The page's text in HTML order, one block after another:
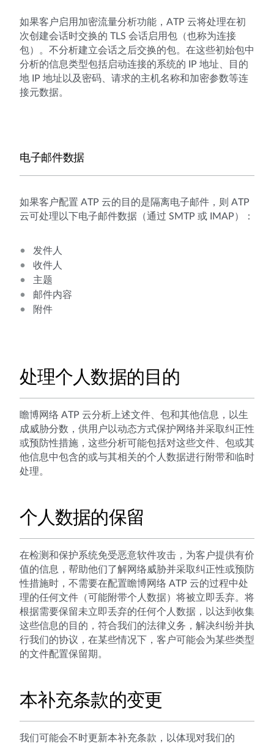
如果客户启用加密流量分析功能，ATP 云将处理在初
次创建会话时交换的 TLS 会话启用包（也称为连接
包）。不分析建立会话之后交换的包。在这些初始包中
分析的信息类型包括启动连接的系统的 IP 地址、目的
地 IP 地址以及密码、请求的主机名称和加密参数等连
接元数据。
电子邮件数据
如果客户配置 ATP 云的目的是隔离电子邮件，则 ATP
云可处理以下电子邮件数据（通过 SMTP 或 IMAP）：
发件人
收件人
主题
邮件内容
附件
处理个人数据的目的
瞻博网络 ATP 云分析上述文件、包和其他信息，以生
成威胁分数，供用户以动态方式保护网络并采取纠正性
或预防性措施，这些分析可能包括对这些文件、包或其
他信息中包含的或与其相关的个人数据进行附带和临时
处理。
个人数据的保留
在检测和保护系统免受恶意软件攻击，为客户提供有价
值的信息，帮助他们了解网络威胁并采取纠正性或预防
性措施时，不需要在配置瞻博网络 ATP 云的过程中处
理的任何文件（可能附带个人数据）将被立即丢弃。将
根据需要保留未立即丢弃的任何个人数据，以达到收集
这些信息的目的，符合我们的法律义务，解决纠纷并执
行我们的协议，在某些情况下，客户可能会为某些类型
的文件配置保留期。
本补充条款的变更
我们可能会不时更新本补充条款，以体现对我们的